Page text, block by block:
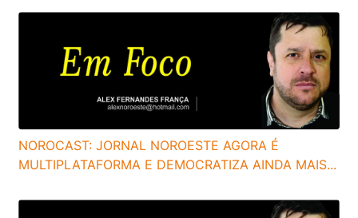
NOROCAST: JORNAL NOROESTE AGORA É
MULTIPLATAFORMA E DEMOCRATIZA AINDA MAIS...